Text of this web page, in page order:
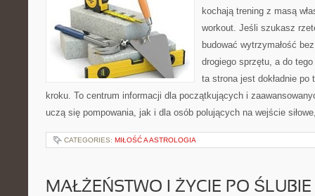
kochają trening z masą
workout. Jeśli szukasz
budować wytrzymałość
drogiego sprzętu, a do
ta strona jest dokładnie
kroku. To centrum informacji dla początkujących i
uczą się pompowania, jak i dla osób polujących na wejście
CATEGORIES: MIŁOŚĆ A ASTROLOGIA
MAŁŻEŃSTWO I ŻYCIE PO ŚLUBIE